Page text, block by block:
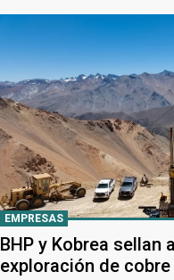
EMPRESAS
BHP y Kobrea sellan
exploración de